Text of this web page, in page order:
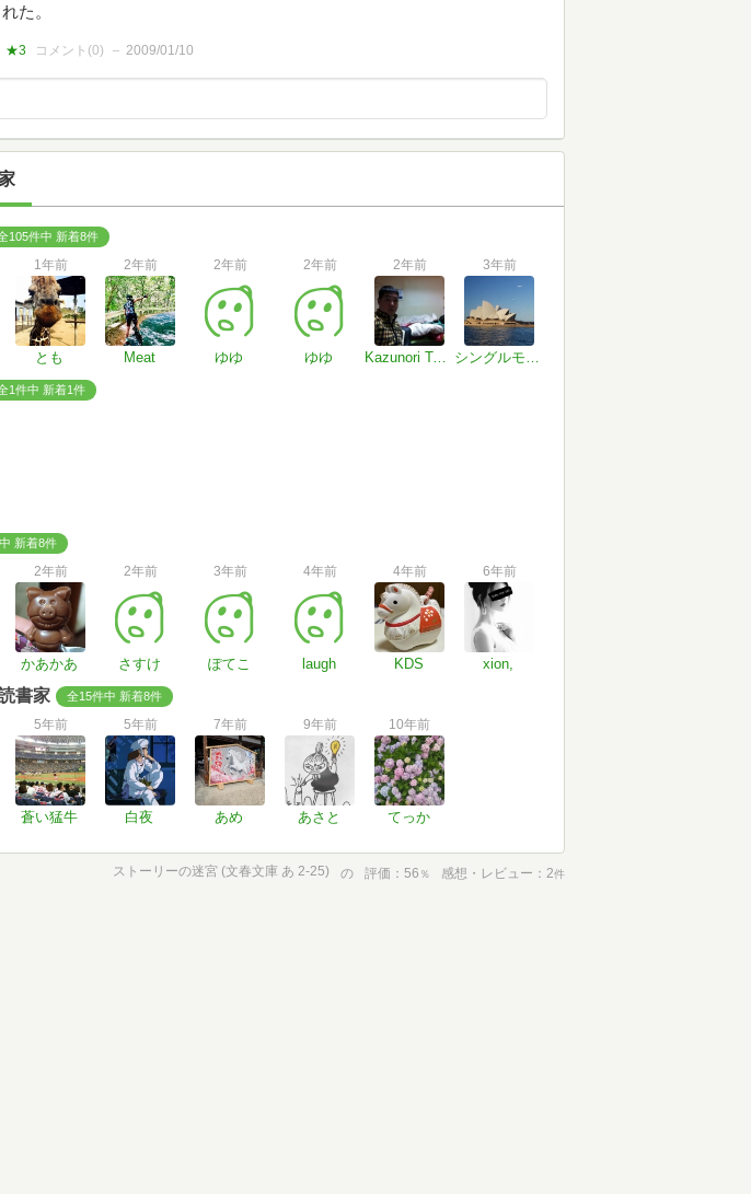
た。
★3 コメント(0) 2009/01/10
105件中 新着8件
1年前
とも
2年前
Meat
2年前
ゆゆ
2年前
ゆゆ
2年前
Kazunori Tsutsumi (conner)
3年前
シングルモルト
1件中 新着1件
新着8件
2年前
かあかあ
2年前
さすけ
3年前
ぽてこ
4年前
laugh
4年前
KDS
6年前
xion,
書家 全15件中 新着8件
5年前
蒼い猛牛
5年前
白夜
7年前
あめ
9年前
あさと
10年前
てっか
ストーリーの迷宮 (文春文庫 あ 2-25) の 評価 56 ％ 感想・レビュー 2件